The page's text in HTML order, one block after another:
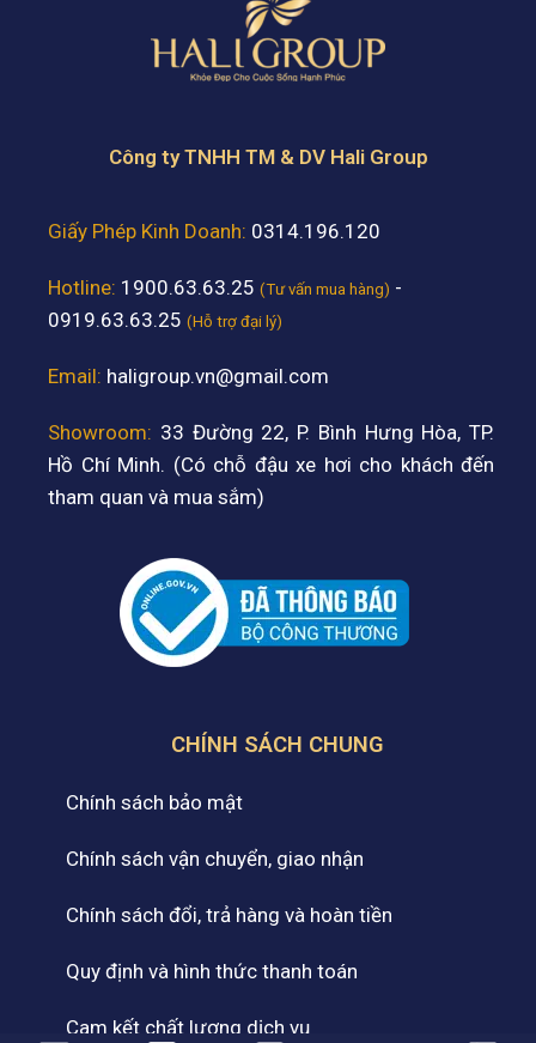
Công ty TNHH TM & DV Hali Group
Giấy Phép Kinh Doanh: 0314.196.120
Hotline: 1900.63.63.25 (Tư vấn mua hàng) -
0919.63.63.25 (Hỗ trợ đại lý)
Email: haligroup.vn@gmail.com
Showroom: 33 Đường 22, P. Bình Hưng Hòa, TP.
Hồ Chí Minh. (Có chỗ đậu xe hơi cho khách đến
tham quan và mua sắm)
CHÍNH SÁCH CHUNG
Chính sách bảo mật
Chính sách vận chuyển, giao nhận
Chính sách đổi, trả hàng và hoàn tiền
Quy định và hình thức thanh toán
Cam kết chất lượng dịch vụ